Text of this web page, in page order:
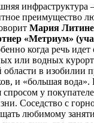
инфраструктура
преимущество
Мария
«Метриум»
когда речь
или водных
в изобилии
и «большая вода».
спросом у
Соседство с
любимому